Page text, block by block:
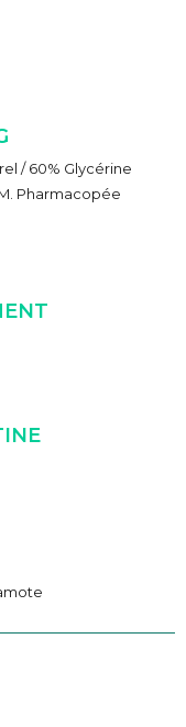
/ 60% Glycérine
Pharmacopée